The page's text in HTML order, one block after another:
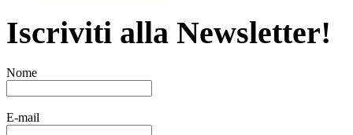
Iscriviti alla Newsletter!
Nome
E-mail